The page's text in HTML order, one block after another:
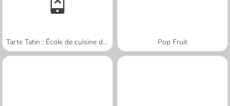
Tarte Tatin : École de cuisine de Sara Pop Fruit